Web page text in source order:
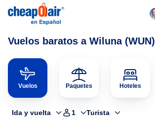
Vuelos baratos a Wiluna (WUN)
Vuelos Paquetes Hoteles
Ida y vuelta 1 Turista